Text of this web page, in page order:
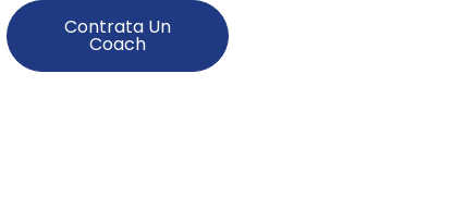
Contrata Un
Coach